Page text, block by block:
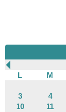
L
M
3
4
10
11